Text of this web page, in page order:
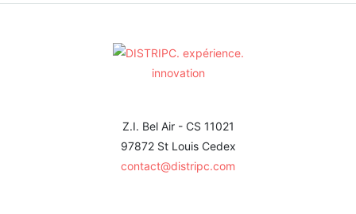
Z.I. Bel Air - CS 11021
97872 St Louis Cedex
contact@distripc.com